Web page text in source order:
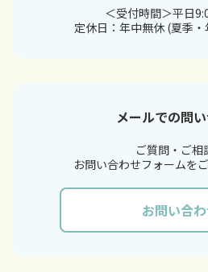
＜受付時間＞平日
定休日：年中無休 (夏季
メールでの問
ご質問・ご相
お問い合わせフォームを
お問い合